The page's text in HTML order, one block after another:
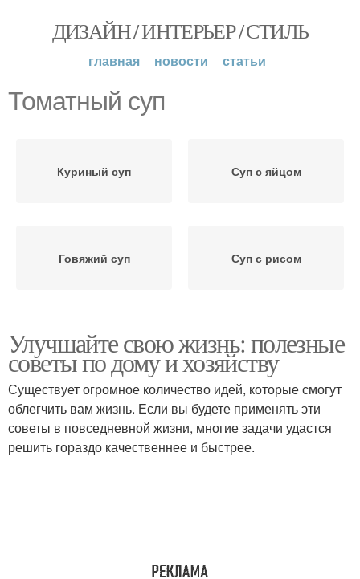
ДИЗАЙН / ИНТЕРЬЕР / СТИЛЬ
главная новости статьи
Томатный суп
Куриный суп Суп с яйцом
Говяжий суп Суп с рисом
Улучшайте свою жизнь: полезные
советы по дому и хозяйству
Существует огромное количество идей, которые смогут
облегчить вам жизнь. Если вы будете применять эти
советы в повседневной жизни, многие задачи удастся
решить гораздо качественнее и быстрее.